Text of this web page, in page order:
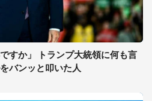
すか」 トランプ大統領に何も言
バンッと叩いた人